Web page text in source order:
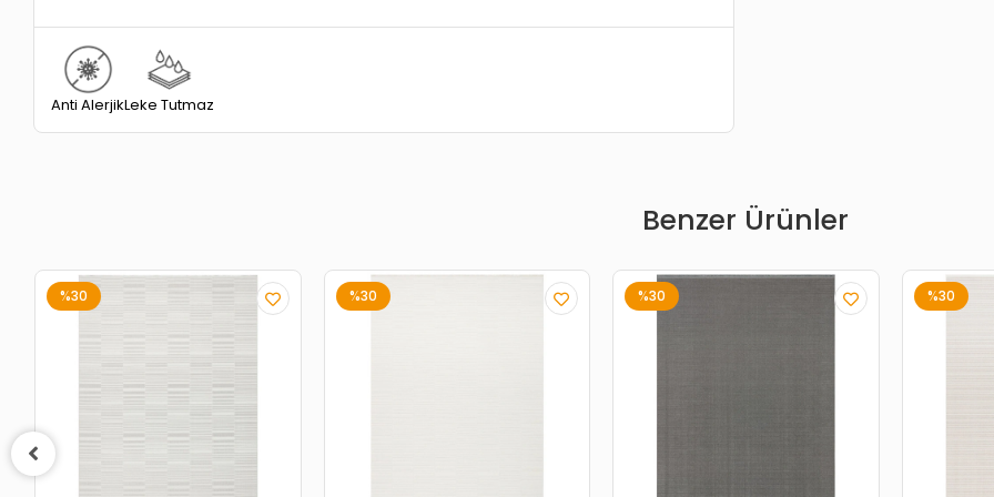
Anti AlerjikLeke Tutmaz
Benzer Ürünler
%30 %30 %30 %30